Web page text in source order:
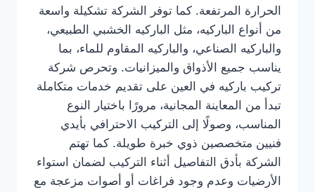
الحرارة المرتفعة. كما توفر الشركة تشكيلة واسعة
من أنواع الباركيه، مثل الباركيه الخشبي الطبيعي،
والباركيه الصناعي، والباركيه المقاوم للماء، بما
يناسب جميع الأذواق والميزانيات. وتحرص شركة
تركيب باركيه في العين على تقديم خدمات متكاملة
تبدأ من المعاينة المجانية، مرورًا باختيار النوع
المناسب، وصولًا إلى التركيب الاحترافي بأيدي
فنيين متخصصين ذوي خبرة طويلة. كما تهتم
الشركة بأدق التفاصيل أثناء التركيب لضمان استواء
الأرضيات وعدم وجود فراغات أو أصوات مزعجة مع